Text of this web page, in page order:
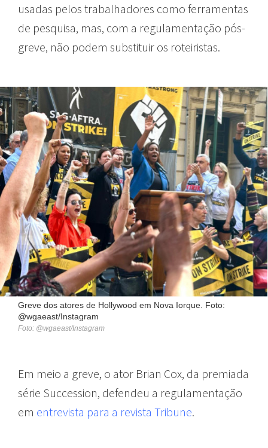
usadas pelos trabalhadores como ferramentas
de pesquisa, mas, com a regulamentação pós-
greve, não podem substituir os roteiristas.
Greve dos atores de Hollywood em Nova Iorque. Foto:
@wgaeast/Instagram
Foto: @wgaeast/Instagram
Em meio a greve, o ator Brian Cox, da premiada
série Succession, defendeu a regulamentação
em entrevista para a revista Tribune.